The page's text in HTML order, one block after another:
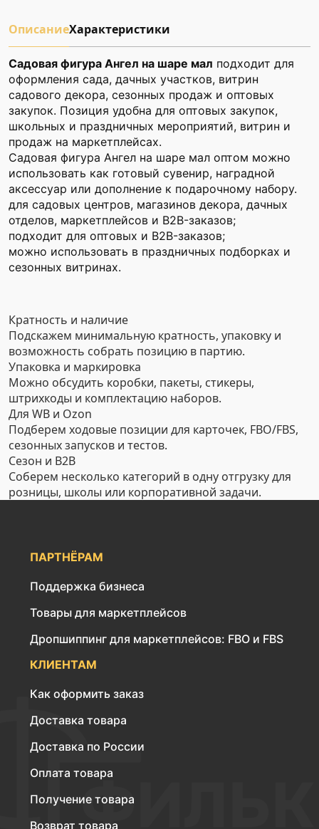
ОписаниеХарактеристики
Садовая фигура Ангел на шаре мал подходит для
оформления сада, дачных участков, витрин
садового декора, сезонных продаж и оптовых
закупок. Позиция удобна для оптовых закупок,
школьных и праздничных мероприятий, витрин и
продаж на маркетплейсах.
Садовая фигура Ангел на шаре мал оптом можно
использовать как готовый сувенир, наградной
аксессуар или дополнение к подарочному набору.
для садовых центров, магазинов декора, дачных
отделов, маркетплейсов и B2B-заказов;
подходит для оптовых и B2B-заказов;
можно использовать в праздничных подборках и
сезонных витринах.
Кратность и наличие
Подскажем минимальную кратность, упаковку и
возможность собрать позицию в партию.
Упаковка и маркировка
Можно обсудить коробки, пакеты, стикеры,
штрихкоды и комплектацию наборов.
Для WB и Ozon
Подберем ходовые позиции для карточек, FBO/FBS,
сезонных запусков и тестов.
Сезон и B2B
Соберем несколько категорий в одну отгрузку для
розницы, школы или корпоративной задачи.
ПАРТНЁРАМ
Поддержка бизнеса
Товары для маркетплейсов
Дропшиппинг для маркетплейсов: FBO и FBS
КЛИЕНТАМ
Как оформить заказ
Доставка товара
Доставка по России
Оплата товара
Получение товара
Возврат товара